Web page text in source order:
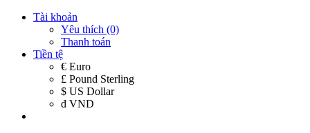
Tài khoản
Yêu thích (0)
Thanh toán
Tiền tệ
€ Euro
£ Pound Sterling
$ US Dollar
đ VND